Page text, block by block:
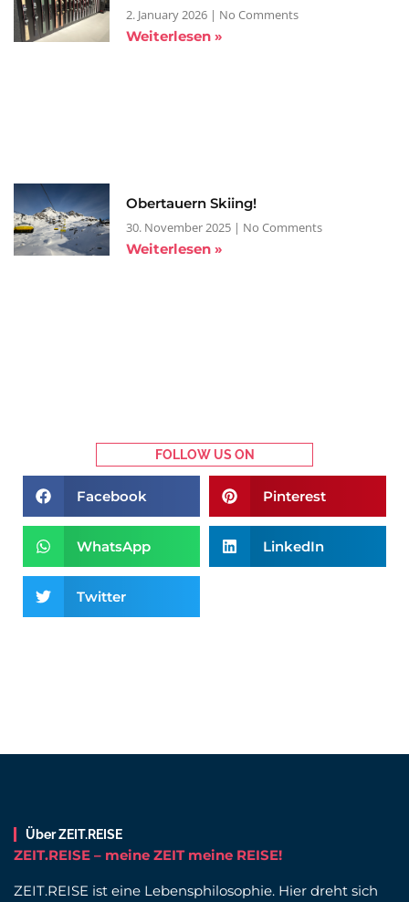
2. January 2026 No Comments
Weiterlesen »
Obertauern Skiing!
30. November 2025 No Comments
Weiterlesen »
FOLLOW US ON
Facebook Pinterest
WhatsApp LinkedIn
Twitter
Über ZEIT.REISE
ZEIT.REISE – meine ZEIT meine REISE!
ZEIT.REISE ist eine Lebensphilosophie. Hier dreht sich